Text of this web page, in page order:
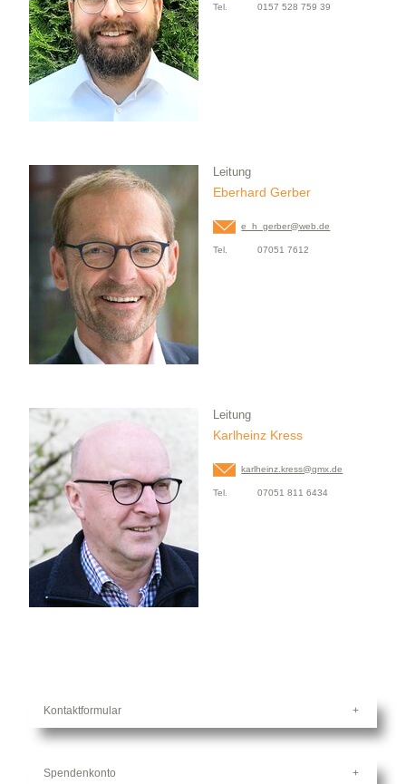
Tel. 0157 528 759 39
Leitung
Eberhard Gerber
e_h_gerber@web.de
Tel. 07051 7612
Leitung
Karlheinz Kress
karlheinz.kress@gmx.de
Tel. 07051 811 6434
Kontaktformular
Spendenkonto